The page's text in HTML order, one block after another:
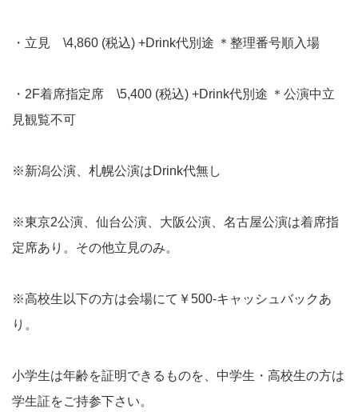
・立見 \4,860 (税込) +Drink代別途 ＊整理番号順入場
・2F着席指定席 \5,400 (税込) +Drink代別途 ＊公演中立
見観覧不可
※新潟公演、札幌公演はDrink代無し
※東京2公演、仙台公演、大阪公演、名古屋公演は着席指
定席あり。その他立見のみ。
※高校生以下の方は会場にて￥500-キャッシュバックあ
り。
小学生は年齢を証明できるものを、中学生・高校生の方は
学生証をご持参下さい。